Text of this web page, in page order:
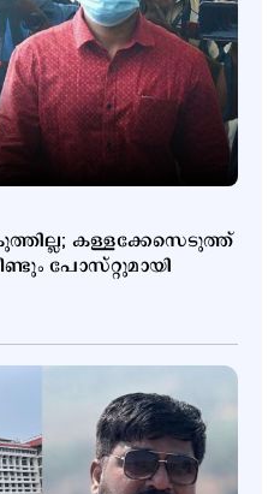
കള്ളക്കേസെടുത്ത്
പോസ്റ്റുമായി